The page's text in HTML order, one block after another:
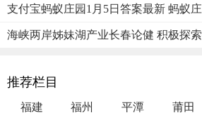
支付宝蚂蚁庄园1月5日答案最新 蚂蚁
海峡两岸姊妹湖产业长春论健 积极探
推荐栏目
福建 福州 平潭 莆田